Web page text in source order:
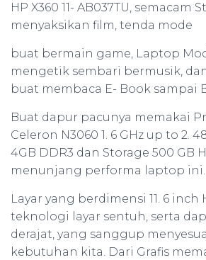
HP X360 11- AB037TU, semacam
menyaksikan film, tenda mode
buat bermain game, Laptop
mengetik sembari bermusik,
buat membaca E- Book sampai
Buat dapur pacunya memakai
Celeron N3060 1. 6 GHz up to 2.
4GB DDR3 dan Storage 500 GB
menunjang performa laptop ini.
Layar yang berdimensi 11. 6
teknologi layar sentuh, serta
derajat, yang sanggup
kebutuhan kita. Dari Grafis